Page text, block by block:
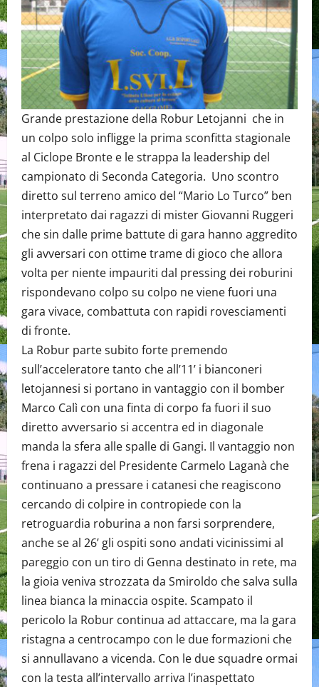
Grande prestazione della Robur Letojanni che in
un colpo solo infligge la prima sconfitta stagionale
al Ciclope Bronte e le strappa la leadership del
campionato di Seconda Categoria. Uno scontro
diretto sul terreno amico del “Mario Lo Turco” ben
interpretato dai ragazzi di mister Giovanni Ruggeri
che sin dalle prime battute di gara hanno aggredito
gli avversari con ottime trame di gioco che allora
volta per niente impauriti dal pressing dei roburini
rispondevano colpo su colpo ne viene fuori una
gara vivace, combattuta con rapidi rovesciamenti
di fronte.
La Robur parte subito forte premendo
sull’acceleratore tanto che all’11’ i bianconeri
letojannesi si portano in vantaggio con il bomber
Marco Calì con una finta di corpo fa fuori il suo
diretto avversario si accentra ed in diagonale
manda la sfera alle spalle di Gangi. Il vantaggio non
frena i ragazzi del Presidente Carmelo Laganà che
continuano a pressare i catanesi che reagiscono
cercando di colpire in contropiede con la
retroguardia roburina a non farsi sorprendere,
anche se al 26’ gli ospiti sono andati vicinissimi al
pareggio con un tiro di Genna destinato in rete, ma
la gioia veniva strozzata da Smiroldo che salva sulla
linea bianca la minaccia ospite. Scampato il
pericolo la Robur continua ad attaccare, ma la gara
ristagna a centrocampo con le due formazioni che
si annullavano a vicenda. Con le due squadre ormai
con la testa all’intervallo arriva l’inaspettato